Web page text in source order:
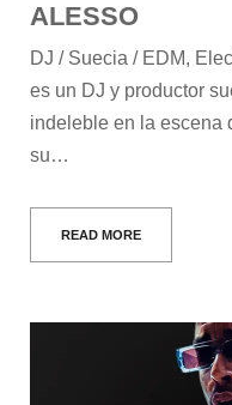
ALESSO
DJ / Suecia / EDM,
es un DJ y productor
indeleble en la escena
su…
READ MORE